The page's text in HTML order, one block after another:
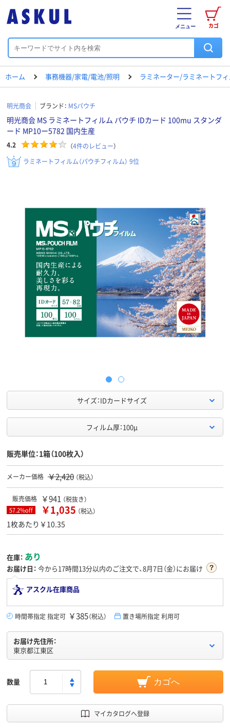
カゴ
メニュー
ホーム 事務機器/家電/電池/照明 ラミネーター/ラミネートフ
明光商会 ブランド： MSパウチ
明光商会 MS ラミネートフィルム パウチ IDカード 100mu スタンダ
ード MP10ー5782 国内生産
4.2 （4件のレビュー）
ラミネートフィルム（パウチフィルム） 9位
サイズ：IDカードサイズ
フィルム厚：100μ
販売単位：1箱（100枚入）
メーカー価格 ￥2,420 （税込）
販売価格 ￥941 （税抜き）
57.2%off ￥1,035 （税込）
1枚あたり￥10.35
在庫： あり
お届け日： 今から17時間13分以内のご注文で、8月7日（金）にお届け
アスクル在庫商品
時間帯指定 指定可 ￥385（税込） 置き場所指定 利用可
お届け先住所：
東京都江東区
数量 カゴへ
マイカタログへ登録